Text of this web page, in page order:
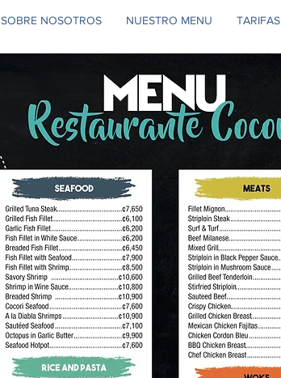
SOBRE NOSOTROS NUESTRO MENU TARIFAS